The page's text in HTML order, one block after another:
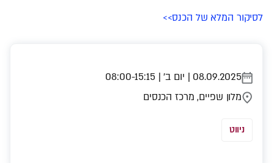
לסיקור המלא של הכנס>>
08.09.2025 | יום ב' | 08:00-15:15
מלון שפיים, מרכז הכנסים
ניווט